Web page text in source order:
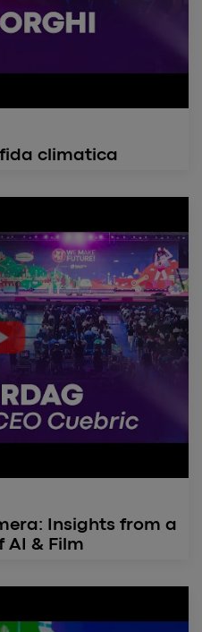
climatica
Insights from a
AI & Film